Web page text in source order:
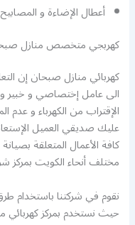
أعطال الإضاءة و المصابيح
كهربجي متخصص منازل
كهربائي منازل صبحان إن
الى عامل إختصاصي و خبير
الإقتراب من الكهرباء و
عليك صديقي العميل
كافة الأعمال المتعلقة
مختلف أنحاء الكويت بمركز
نقوم في شركتنا باستخدام
حيث نستخدم بمركز كهربائي